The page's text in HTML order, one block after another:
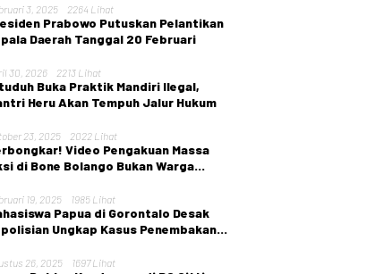
3, 2025 2264 Lihat
Prabowo Putuskan Pelantikan
Daerah Tanggal 20 Februari
30, 2026 2213 Lihat
Buka Praktik Mandiri Ilegal,
Heru Akan Tempuh Jalur Hukum
23, 2025 2022 Lihat
Video Pengakuan Massa
di Bone Bolango Bukan Warga
19, 2025 1985 Lihat
Papua di Gorontalo Desak
Ungkap Kasus Penembakan
26, 2025 1697 Lihat